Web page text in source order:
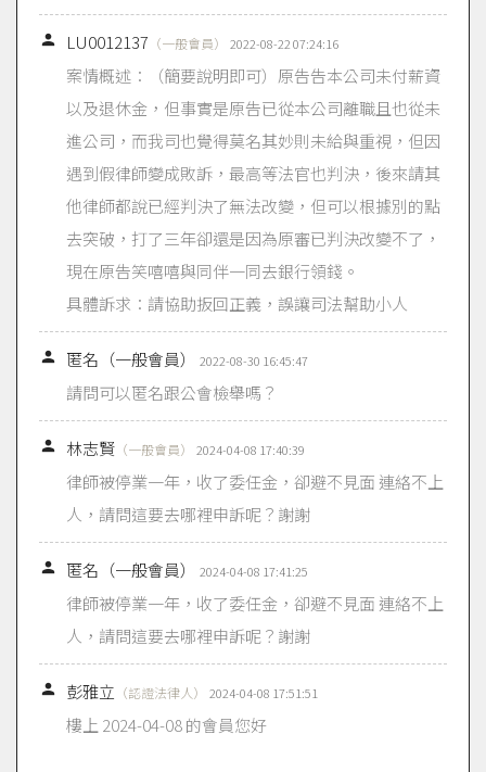
 LU0012137 （一般會員） 2022-08-22 07:24:16
案情概述：（簡要說明即可）原告告本公司未付薪資
以及退休金，但事實是原告已從本公司離職且也從未
進公司，而我司也覺得莫名其妙則未給與重視，但因
遇到假律師變成敗訴，最高等法官也判決，後來請其
他律師都說已經判決了無法改變，但可以根據別的點
去突破，打了三年卻還是因為原審已判決改變不了，
現在原告笑嘻嘻與同伴一同去銀行領錢。
具體訴求：請協助扳回正義，誤讓司法幫助小人
 匿名（一般會員） 2022-08-30 16:45:47
請問可以匿名跟公會檢舉嗎？
 林志賢 （一般會員） 2024-04-08 17:40:39
律師被停業一年，收了委任金，卻避不見面 連絡不上
人，請問這要去哪裡申訴呢？謝謝
 匿名（一般會員） 2024-04-08 17:41:25
律師被停業一年，收了委任金，卻避不見面 連絡不上
人，請問這要去哪裡申訴呢？謝謝
 彭雅立 （認證法律人） 2024-04-08 17:51:51
樓上 2024-04-08 的會員您好